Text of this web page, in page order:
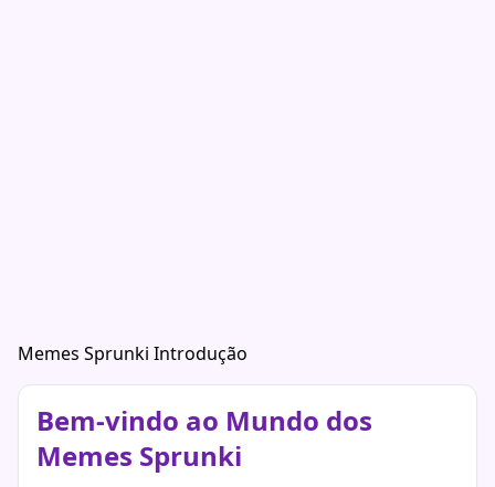
Memes Sprunki Introdução
Bem-vindo ao Mundo dos
Memes Sprunki